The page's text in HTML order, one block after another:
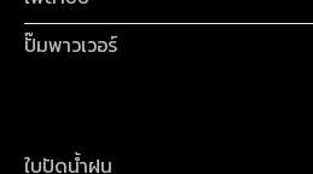
ปั๊มพาวเวอร์
ใบปัดน้ำฝน